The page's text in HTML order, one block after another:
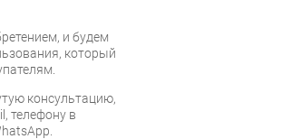
и будем
который
консультацию,
телефону в